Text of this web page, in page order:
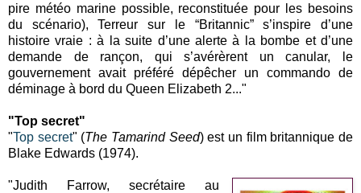
pire météo marine possible, reconstituée pour les besoins
du scénario), Terreur sur le “Britannic” s’inspire d’une
histoire vraie : à la suite d’une alerte à la bombe et d’une
demande de rançon, qui s’avérèrent un canular, le
gouvernement avait préféré dépêcher un commando de
déminage à bord du Queen Elizabeth 2..."
"Top secret"
"Top secret" (The Tamarind Seed) est un film britannique de
Blake Edwards (1974).
"Judith Farrow, secrétaire au